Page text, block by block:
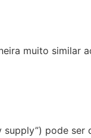
muito similar
pode